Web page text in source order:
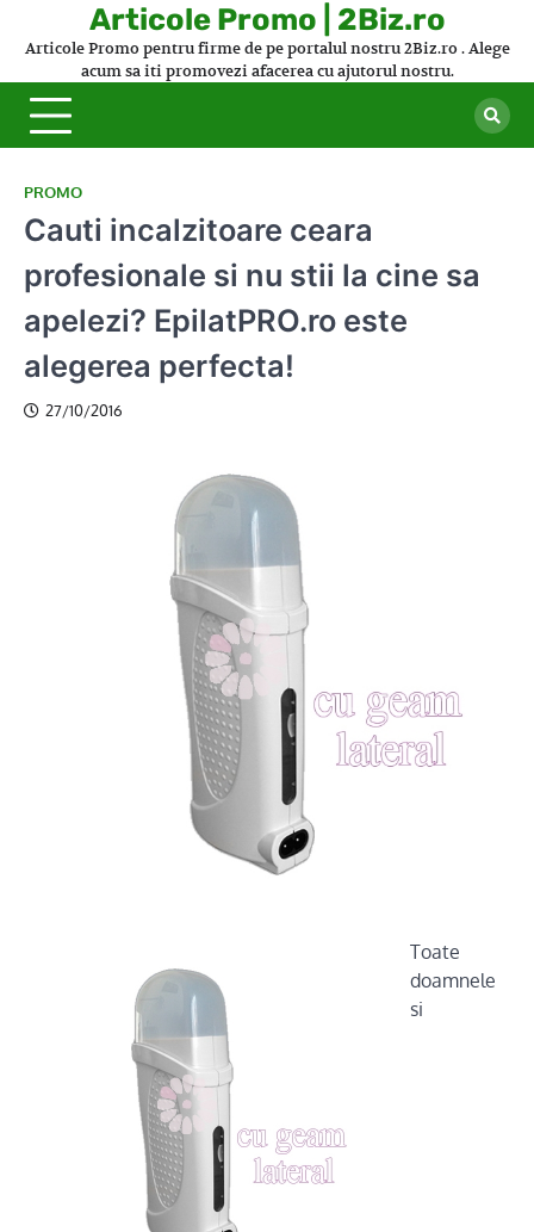
Articole Promo | 2Biz.ro
Articole Promo pentru firme de pe portalul nostru 2Biz.ro . Alege
acum sa iti promovezi afacerea cu ajutorul nostru.
PROMO
Cauti incalzitoare ceara
profesionale si nu stii la cine sa
apelezi? EpilatPRO.ro este
alegerea perfecta!
27/10/2016
Toate
doamnele
si